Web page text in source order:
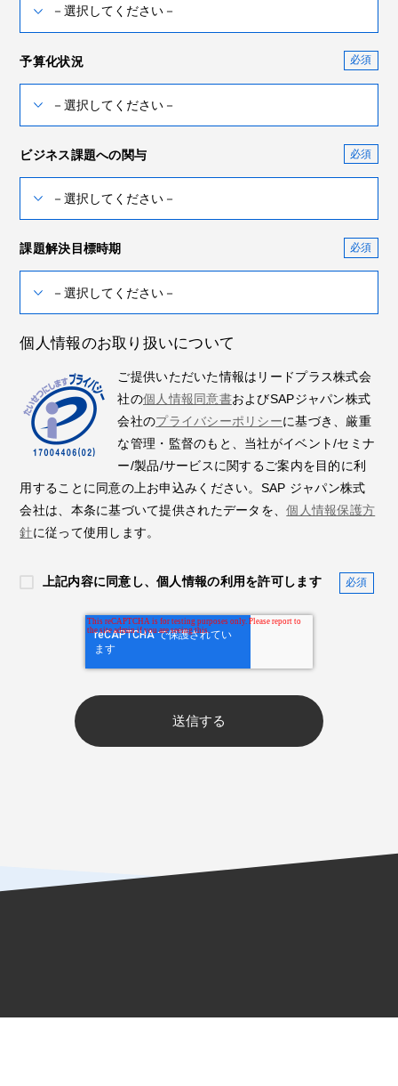
予算化状況
ビジネス課題への関与
課題解決目標時期
個人情報のお取り扱いについて
ご提供いただいた情報はリードプラス株式会
社の個人情報同意書およびSAPジャパン株式
会社のプライバシーポリシーに基づき、厳重
な管理・監督のもと、当社がイベント/セミナ
ー/製品/サービスに関するご案内を目的に利
用することに同意の上お申込みください。SAP ジャパン株式
会社は、本条に基づいて提供されたデータを、個人情報保護方
針に従って使用します。
上記内容に同意し、個人情報の利用を許可します